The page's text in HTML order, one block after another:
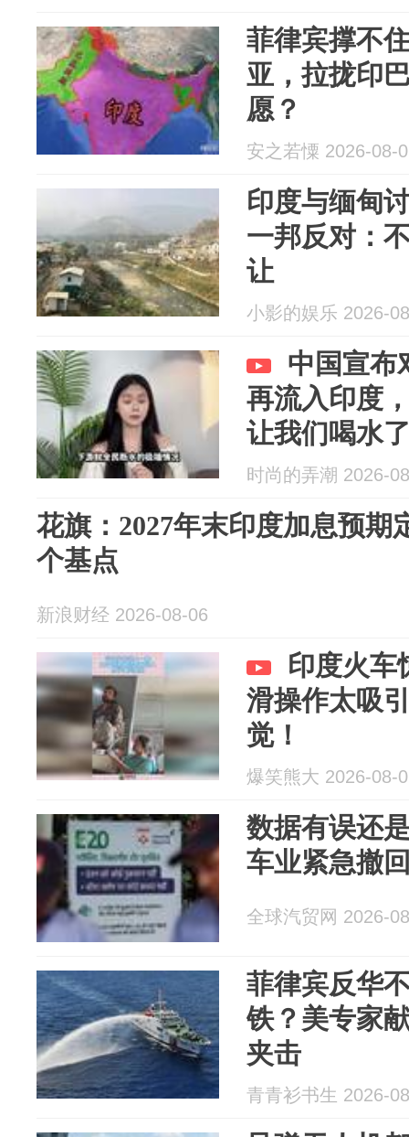
菲律宾撑不
亚，拉拢印
愿？
安之若憟 2026-08-
印度与缅甸
一邦反对：
让
小影的娱乐 2026-
中国宣布
再流入印度
让我们喝水
时尚的弄潮 2026-
花旗：2027年末印度加息预期
个基点
新浪财经 2026-08-06
印度火车
滑操作太吸
觉！
爆笑熊大 2026-08-
数据有误还
车业紧急撤
全球汽贸网 2026-
菲律宾反华
铁？美专家
夹击
青青衫书生 2026-